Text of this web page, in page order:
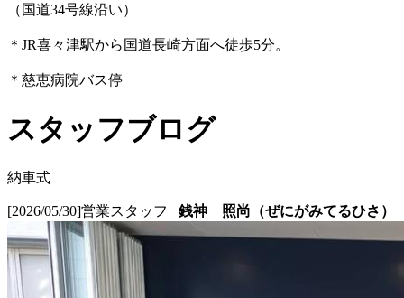
（国道34号線沿い）
＊JR喜々津駅から国道長崎方面へ徒歩5分。
＊慈恵病院バス停
スタッフブログ
納車式
[2026/05/30]営業スタッフ 銭神 照尚（ぜにがみてるひさ）